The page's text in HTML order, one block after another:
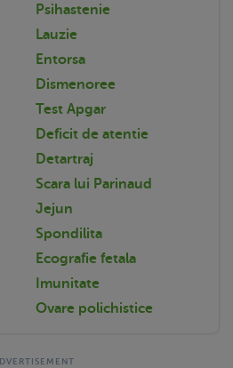
Psihastenie
Lauzie
Entorsa
Dismenoree
Test Apgar
Deficit de atentie
Detartraj
Scara lui Parinaud
Jejun
Spondilita
Ecografie fetala
Imunitate
Ovare polichistice